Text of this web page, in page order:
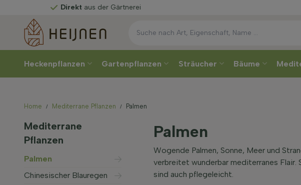
aus der Gärtnerei
Heckenpflanzen Gartenpflanzen Sträucher Bäume
Home Mediterrane Pflanzen Palmen
Mediterrane
Pflanzen
Palmen
Chinesischer Blauregen
Palmen
Wogende Palmen, Sonne, Meer und
verbreitet wunderbar mediterranes Flair.
sind auch pflegeleicht.